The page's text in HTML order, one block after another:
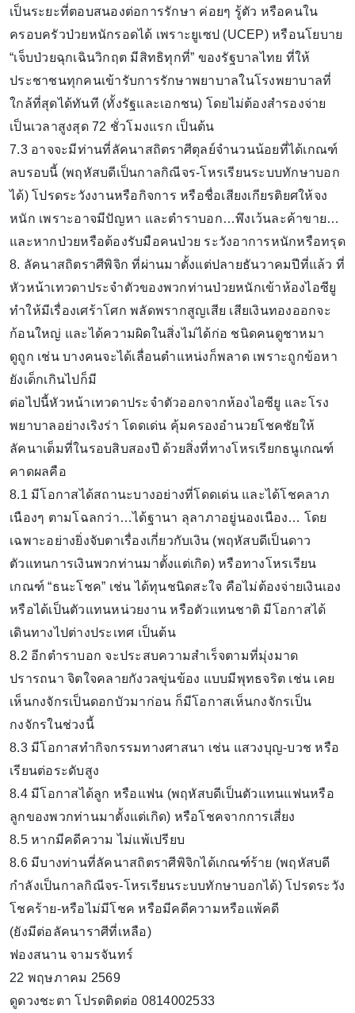
เป็นระยะที่ตอบสนองต่อการรักษา ค่อยๆ รู้ตัว หรือคนใน
ครอบครัวป่วยหนักรอดได้ เพราะยูเซป (UCEP) หรือนโยบาย
“เจ็บป่วยฉุกเฉินวิกฤต มีสิทธิทุกที่” ของรัฐบาลไทย ที่ให้
ประชาชนทุกคนเข้ารับการรักษาพยาบาลในโรงพยาบาลที่
ใกล้ที่สุดได้ทันที (ทั้งรัฐและเอกชน) โดยไม่ต้องสำรองจ่าย
เป็นเวลาสูงสุด 72 ชั่วโมงแรก เป็นต้น
7.3 อาจจะมีท่านที่ลัคนาสถิตราศีตุลย์จำนวนน้อยที่ได้เกณฑ์
ลบรอบนี้ (พฤหัสบดีเป็นกาลกิณีจร-โหรเรียนระบบทักษาบอก
ได้) โปรดระวังงานหรือกิจการ หรือชื่อเสียงเกียรติยศให้จง
หนัก เพราะอาจมีปัญหา และตำราบอก…พึงเว้นละค้าขาย…
และหากป่วยหรือต้องรับมือคนป่วย ระวังอาการหนักหรือทรุด
8. ลัคนาสถิตราศีพิจิก ที่ผ่านมาตั้งแต่ปลายธันวาคมปีที่แล้ว ที่
หัวหน้าเทวดาประจำตัวของพวกท่านป่วยหนักเข้าห้องไอซียู
ทำให้มีเรื่องเศร้าโศก พลัดพรากสูญเสีย เสียเงินทองออกจะ
ก้อนใหญ่ และได้ความผิดในสิ่งไม่ได้ก่อ ชนิดคนดูชาหมา
ดูถูก เช่น บางคนจะได้เลื่อนตำแหน่งก็พลาด เพราะถูกข้อหา
ยังเด็กเกินไปก็มี
ต่อไปนี้หัวหน้าเทวดาประจำตัวออกจากห้องไอซียู และโรง
พยาบาลอย่างเริงร่า โดดเด่น คุ้มครองอำนวยโชคชัยให้
ลัคนาเต็มที่ในรอบสิบสองปี ด้วยสิ่งที่ทางโหรเรียกธนูเกณฑ์
คาดผลคือ
8.1 มีโอกาสได้สถานะบางอย่างที่โดดเด่น และได้โชคลาภ
เนืองๆ ตามโฉลกว่า…ได้ฐานา ลุลาภาอยู่นองเนือง… โดย
เฉพาะอย่างยิ่งจับตาเรื่องเกี่ยวกับเงิน (พฤหัสบดีเป็นดาว
ตัวแทนการเงินพวกท่านมาตั้งแต่เกิด) หรือทางโหรเรียน
เกณฑ์ “ธนะโชค” เช่น ได้ทุนชนิดสะใจ คือไม่ต้องจ่ายเงินเอง
หรือได้เป็นตัวแทนหน่วยงาน หรือตัวแทนชาติ มีโอกาสได้
เดินทางไปต่างประเทศ เป็นต้น
8.2 อีกตำราบอก จะประสบความสำเร็จตามที่มุ่งมาด
ปรารถนา จิตใจคลายกังวลขุ่นข้อง แบบมีพุทธจริต เช่น เคย
เห็นกงจักรเป็นดอกบัวมาก่อน ก็มีโอกาสเห็นกงจักรเป็น
กงจักรในช่วงนี้
8.3 มีโอกาสทำกิจกรรมทางศาสนา เช่น แสวงบุญ-บวช หรือ
เรียนต่อระดับสูง
8.4 มีโอกาสได้ลูก หรือแฟน (พฤหัสบดีเป็นตัวแทนแฟนหรือ
ลูกของพวกท่านมาตั้งแต่เกิด) หรือโชคจากการเสี่ยง
8.5 หากมีคดีความ ไม่แพ้เปรียบ
8.6 มีบางท่านที่ลัคนาสถิตราศีพิจิกได้เกณฑ์ร้าย (พฤหัสบดี
กำลังเป็นกาลกิณีจร-โหรเรียนระบบทักษาบอกได้) โปรดระวัง
โชคร้าย-หรือไม่มีโชค หรือมีคดีความหรือแพ้คดี
(ยังมีต่อลัคนาราศีที่เหลือ)
ฟองสนาน จามรจันทร์
22 พฤษภาคม 2569
ดูดวงชะตา โปรดติดต่อ 0814002533